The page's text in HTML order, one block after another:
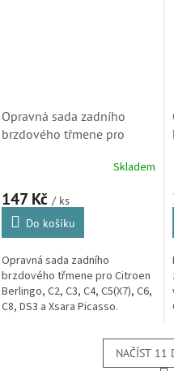
Opravná sada zadního
brzdového třmene pro
C5(X7), C6, C8, DS3 a Xsara
Skladem
147 Kč / ks
Do košíku
Opravná sada zadního
brzdového třmene pro Citroen
Berlingo, C2, C3, C4, C5(X7), C6,
C8, DS3 a Xsara Picasso.
NAČÍST 11